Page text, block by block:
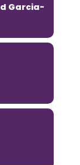
Garcia-